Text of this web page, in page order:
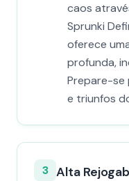
caos
Sprunki
oferece
profunda,
Prepare-se
e triunfos
3 Alta